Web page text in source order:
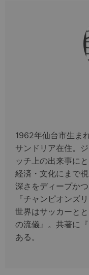
1962年仙台市生ま
サンドリア在住。
ッチ上の出来事に
経済・文化にまで
深さをディープか
『チャンピオンズ
世界はサッカーと
の流儀』。共著に
ある。